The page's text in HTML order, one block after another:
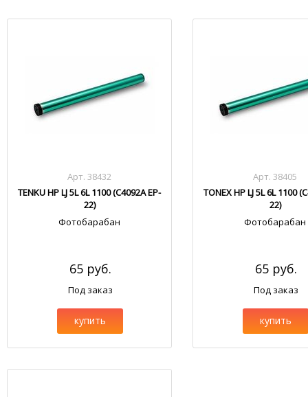
Арт. 38432
TENKU HP LJ 5L 6L 1100 (C4092A EP-
22)
Фотобарабан
65 руб.
Под заказ
купить
Арт. 38405
TONEX HP LJ 5L 6L 1100
22)
Фотобарабан
65 руб.
Под заказ
купить